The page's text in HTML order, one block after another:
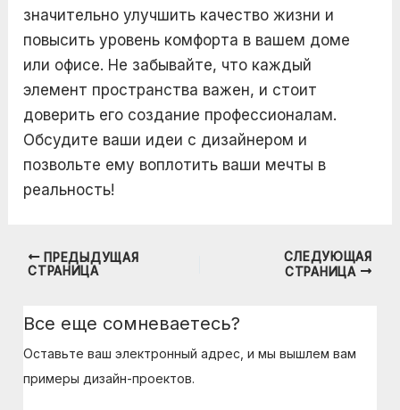
значительно улучшить качество жизни и
повысить уровень комфорта в вашем доме
или офисе. Не забывайте, что каждый
элемент пространства важен, и стоит
доверить его создание профессионалам.
Обсудите ваши идеи с дизайнером и
позвольте ему воплотить ваши мечты в
реальность!
Навигация
ПРЕДЫДУЩАЯ
СТРАНИЦА
СЛЕДУЮЩАЯ
СТРАНИЦА
Все еще сомневаетесь?
Оставьте ваш электронный адрес, и мы вышлем вам
примеры дизайн-проектов.